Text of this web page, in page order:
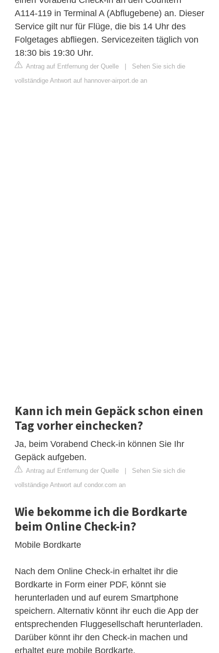
A114-119 in Terminal A (Abflugebene) an. Dieser
Service gilt nur für Flüge, die bis 14 Uhr des
Folgetages abfliegen. Servicezeiten täglich von
18:30 bis 19:30 Uhr.
Antrag auf Entfernung der Quelle | Sehen Sie sich die
vollständige Antwort auf hannover-airport.de an
Kann ich mein Gepäck schon einen
Tag vorher einchecken?
Ja, beim Vorabend Check-in können Sie Ihr
Gepäck aufgeben.
Antrag auf Entfernung der Quelle | Sehen Sie sich die
vollständige Antwort auf condor.com an
Wie bekomme ich die Bordkarte
beim Online Check-in?
Mobile Bordkarte
Nach dem Online Check-in erhaltet ihr die
Bordkarte in Form einer PDF, könnt sie
herunterladen und auf eurem Smartphone
speichern. Alternativ könnt ihr euch die App der
entsprechenden Fluggesellschaft herunterladen.
Darüber könnt ihr den Check-in machen und
erhaltet eure mobile Bordkarte.